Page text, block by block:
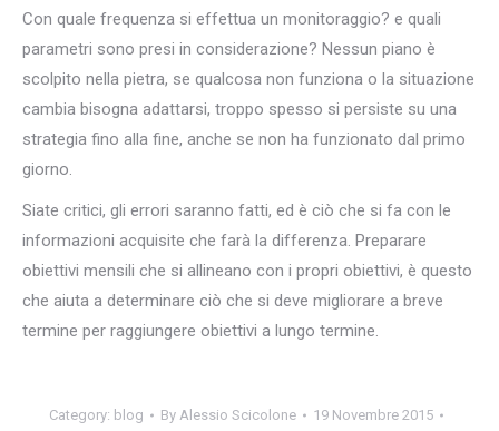
Con quale frequenza si effettua un monitoraggio? e quali
parametri sono presi in considerazione? Nessun piano è
scolpito nella pietra, se qualcosa non funziona o la situazione
cambia bisogna adattarsi, troppo spesso si persiste su una
strategia fino alla fine, anche se non ha funzionato dal primo
giorno.
Siate critici, gli errori saranno fatti, ed è ciò che si fa con le
informazioni acquisite che farà la differenza. Preparare
obiettivi mensili che si allineano con i propri obiettivi, è questo
che aiuta a determinare ciò che si deve migliorare a breve
termine per raggiungere obiettivi a lungo termine.
Category: blog By Alessio Scicolone
19 Novembre 2015